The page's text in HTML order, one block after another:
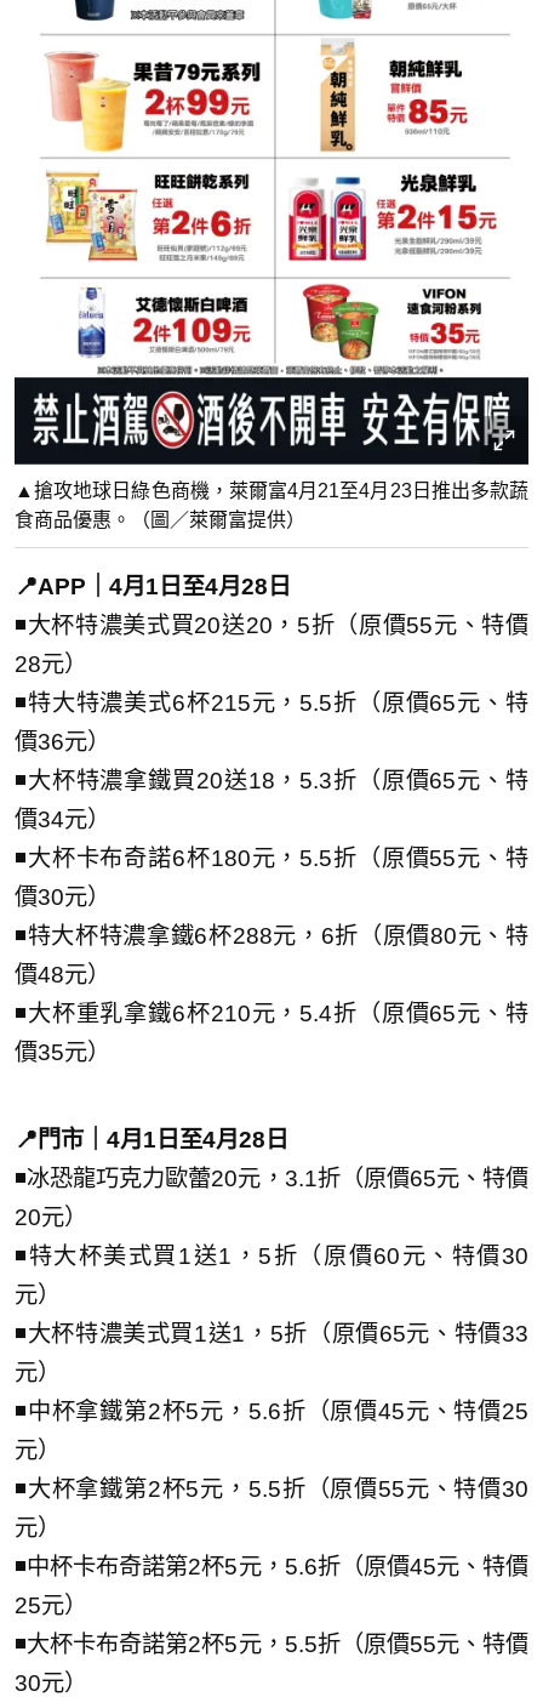
▲搶攻地球日綠色商機，萊爾富4月21至4月23日推出多款蔬
食商品優惠。（圖／萊爾富提供）
📍APP｜4月1日至4月28日
◾大杯特濃美式買20送20，5折（原價55元、特價
28元）
◾特大特濃美式6杯215元，5.5折（原價65元、特
價36元）
◾大杯特濃拿鐵買20送18，5.3折（原價65元、特
價34元）
◾大杯卡布奇諾6杯180元，5.5折（原價55元、特
價30元）
◾特大杯特濃拿鐵6杯288元，6折（原價80元、特
價48元）
◾大杯重乳拿鐵6杯210元，5.4折（原價65元、特
價35元）
📍門市｜4月1日至4月28日
◾冰恐龍巧克力歐蕾20元，3.1折（原價65元、特價
20元）
◾特大杯美式買1送1，5折（原價60元、特價30
元）
◾大杯特濃美式買1送1，5折（原價65元、特價33
元）
◾中杯拿鐵第2杯5元，5.6折（原價45元、特價25
元）
◾大杯拿鐵第2杯5元，5.5折（原價55元、特價30
元）
◾中杯卡布奇諾第2杯5元，5.6折（原價45元、特價
25元）
◾大杯卡布奇諾第2杯5元，5.5折（原價55元、特價
30元）